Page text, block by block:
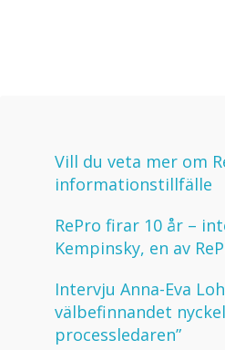
Vill du veta mer om
informationstillfälle
RePro firar 10 år –
Kempinsky, en av
Intervju Anna-Eva
välbefinnandet
processledaren”